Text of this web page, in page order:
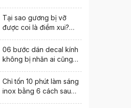
Tại sao gương bị vỡ
được coi là điềm xui?
06 bước dán decal kính
không bị nhăn ai cũng
Chỉ tốn 10 phút làm sáng
inox bằng 6 cách sau